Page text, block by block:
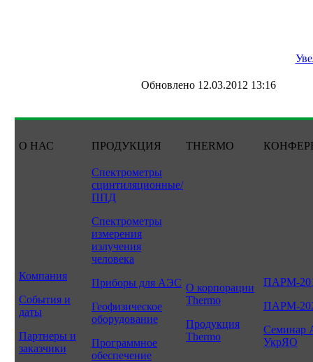
Обновлено 12.03.2012 13:16
О НАС ПРОДУКЦИЯ THERMO
Компания
События и
даты
Партнеры и
заказчики
Спектрометры
сцинтиляционные/
ППД
Спектрометры
измерения
излучения
человека
Приборы для АЭС
Геофизическое
оборудование
Программное
обеспечение
О корпорации
Thermo
Продукция
Thermo
ПАРМ-
ПАРМ-
Семинар
УкрЯО